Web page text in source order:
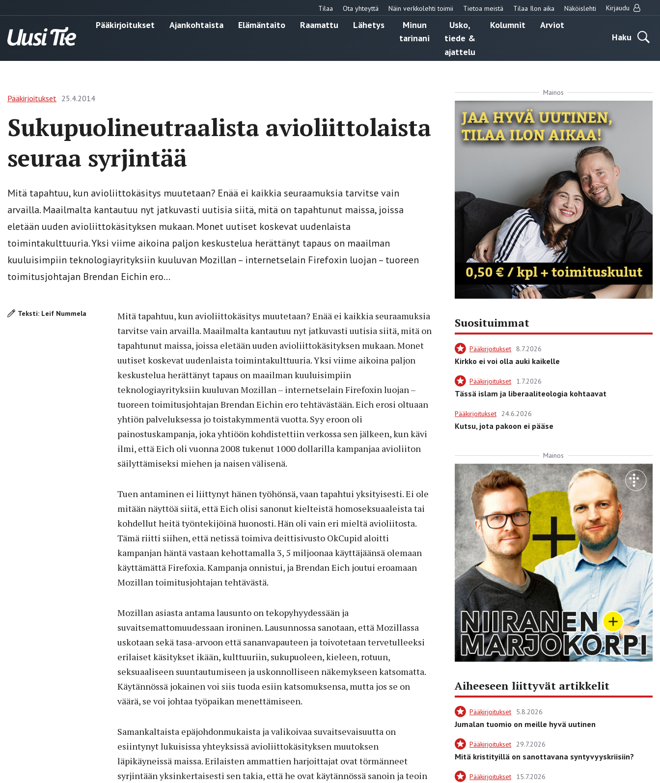
Tilaa Ota yhteyttä Näin verkkolehti toimii Tietoa meistä Tilaa Ilon aika Näköislehti Kirjaudu
Pääkirjoitukset Ajankohtaista Elämäntaito Raamattu Lähetys
Minun
tarinani
Usko,
tiede &
ajattelu
Kolumnit
Arviot
Haku
Pääkirjoitukset 25.4.2014
Sukupuolineutraalista avioliittolaista
seuraa syrjintää
Mitä tapahtuu, kun avioliittokäsitys muutetaan? Enää ei kaikkia seuraamuksia tarvitse vain
arvailla. Maailmalta kantautuu nyt jatkuvasti uutisia siitä, mitä on tapahtunut maissa, joissa
eletään uuden avioliittokäsityksen mukaan. Monet uutiset koskevat uudenlaista
toimintakulttuuria. Yksi viime aikoina paljon keskustelua herättänyt tapaus on maailman
kuuluisimpiin teknologiayrityksiin kuuluvan Mozillan – internetselain Firefoxin luojan – tuoreen
toimitusjohtajan Brendan Eichin ero...
Teksti: Leif Nummela
Mitä tapahtuu, kun avioliittokäsitys muutetaan? Enää ei kaikkia seuraamuksia
tarvitse vain arvailla. Maailmalta kantautuu nyt jatkuvasti uutisia siitä, mitä on
tapahtunut maissa, joissa eletään uuden avioliittokäsityksen mukaan. Monet
uutiset koskevat uudenlaista toimintakulttuuria. Yksi viime aikoina paljon
keskustelua herättänyt tapaus on maailman kuuluisimpiin
teknologiayrityksiin kuuluvan Mozillan – internetselain Firefoxin luojan –
tuoreen toimitusjohtajan Brendan Eichin ero tehtävästään. Eich erosi oltuaan
yhtiön palveluksessa jo toistakymmentä vuotta. Syy eroon oli
painostuskampanja, joka yhtiöön kohdistettiin verkossa sen jälkeen, kun kävi
ilmi, että Eich oli vuonna 2008 tukenut 1000 dollarilla kampanjaa avioliiton
säilyttämiseksi miehen ja naisen välisenä.
Tuen antaminen ei liittynyt hänen työhönsä, vaan tapahtui yksityisesti. Ei ole
mitään näyttöä siitä, että Eich olisi sanonut kielteistä homoseksuaaleista tai
kohdellut heitä työntekijöinä huonosti. Hän oli vain eri mieltä avioliitosta.
Tämä riitti siihen, että netissä toimiva deittisivusto OkCupid aloitti
kampanjan häntä vastaan kehottamalla 3, 5 miljoonaa käyttäjäänsä olemaan
käyttämättä Firefoxia. Kampanja onnistui, ja Brendan Eich joutui eroamaan
Mozillan toimitusjohtajan tehtävästä.
Mozillan asiasta antama lausunto on tekopyhyydessään ja
suvaitsemattomuudessaan ironinen. Lausunnossa sanotaan, että Mozillassa
uskotaan sekä tasa-arvoon että sananvapauteen ja toivotetaan tervetulleeksi
erilaiset käsitykset ikään, kulttuuriin, sukupuoleen, kieleen, rotuun,
seksuaaliseen suuntautumiseen ja uskonnolliseen näkemykseen katsomatta.
Käytännössä jokainen voi siis tuoda esiin katsomuksensa, mutta jos se on
väärä, se voi johtaa työpaikan menettämiseen.
Samankaltaista epäjohdonmukaista ja valikoivaa suvaitsevaisuutta on
esiintynyt lukuisissa yhteyksissä avioliittokäsityksen muutoksen
läpikäyneissä maissa. Erilaisten ammattien harjoittajat ovat törmänneet
syrjintään yksinkertaisesti sen takia, että he ovat käytännössä sanoin ja teoin
Mainos
Suosituimmat
Pääkirjoitukset 8.7.2026
Kirkko ei voi olla auki kaikelle
Pääkirjoitukset 1.7.2026
Tässä islam ja liberaaliteologia kohtaavat
Pääkirjoitukset 24.6.2026
Kutsu, jota pakoon ei pääse
Mainos
Aiheeseen liittyvät artikkelit
Pääkirjoitukset 5.8.2026
Jumalan tuomio on meille hyvä uutinen
Pääkirjoitukset 29.7.2026
Mitä kristityillä on sanottavana syntyvyyskriisiin?
Pääkirjoitukset 15.7.2026